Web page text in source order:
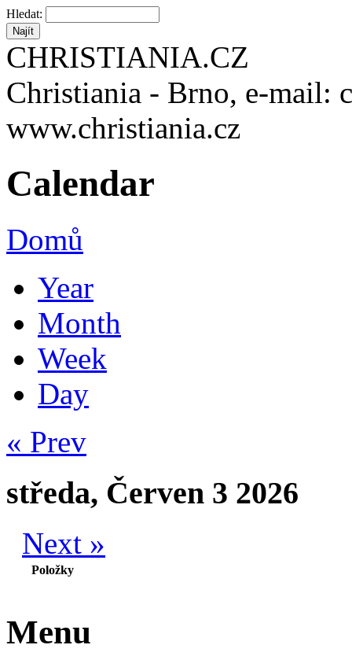
Hledat:
CHRISTIANIA.CZ
Christiania - Brno, e-mail:
www.christiania.cz
Calendar
Domů
Year
Month
Week
Day
« Prev
středa, Červen 3 2026
Next »
Položky
Menu